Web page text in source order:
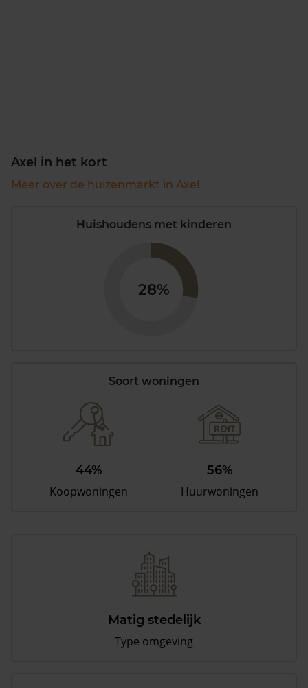
Axel in het kort
Meer over de huizenmarkt in Axel
Huishoudens met kinderen
28%
Soort woningen
44%
Koopwoningen
56%
Huurwoningen
Matig stedelijk
Type omgeving